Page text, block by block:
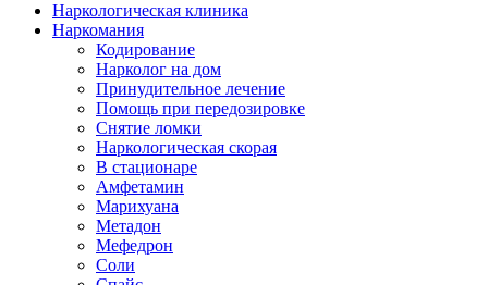
Наркологическая клиника
Наркомания
Кодирование
Нарколог на дом
Принудительное лечение
Помощь при передозировке
Снятие ломки
Наркологическая скорая
В стационаре
Амфетамин
Марихуана
Метадон
Мефедрон
Соли